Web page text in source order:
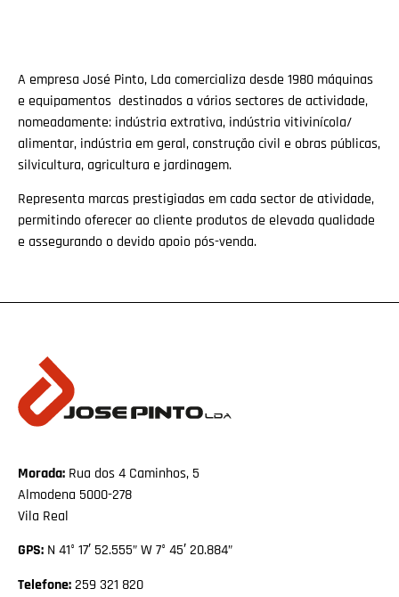
A empresa José Pinto, Lda comercializa desde 1980 máquinas
e equipamentos destinados a vários sectores de actividade,
nomeadamente: indústria extrativa, indústria vitivinícola/
alimentar, indústria em geral, construção civil e obras públicas,
silvicultura, agricultura e jardinagem.
Representa marcas prestigiadas em cada sector de atividade,
permitindo oferecer ao cliente produtos de elevada qualidade
e assegurando o devido apoio pós-venda.
Morada: Rua dos 4 Caminhos, 5
Almodena 5000-278
Vila Real
GPS: N 41° 17′ 52.555” W 7° 45′ 20.884”
Telefone:259 321 820